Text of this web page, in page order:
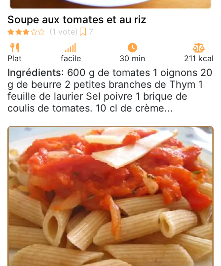
Soupe aux tomates et au riz
Plat facile 30 min 211 kcal
Ingrédients: 600 g de tomates 1 oignons 20
g de beurre 2 petites branches de Thym 1
feuille de laurier Sel poivre 1 brique de
coulis de tomates. 10 cl de crème...